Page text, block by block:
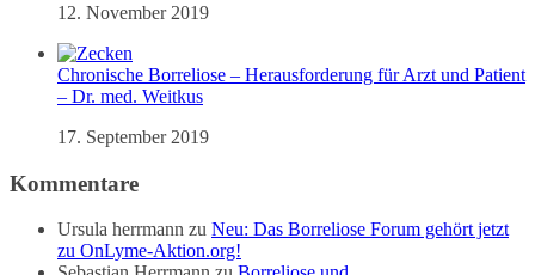
12. November 2019
Chronische Borreliose – Herausforderung für Arzt und Patient
– Dr. med. Weitkus
17. September 2019
Kommentare
Ursula herrmann zu Neu: Das Borreliose Forum gehört jetzt
zu OnLyme-Aktion.org!